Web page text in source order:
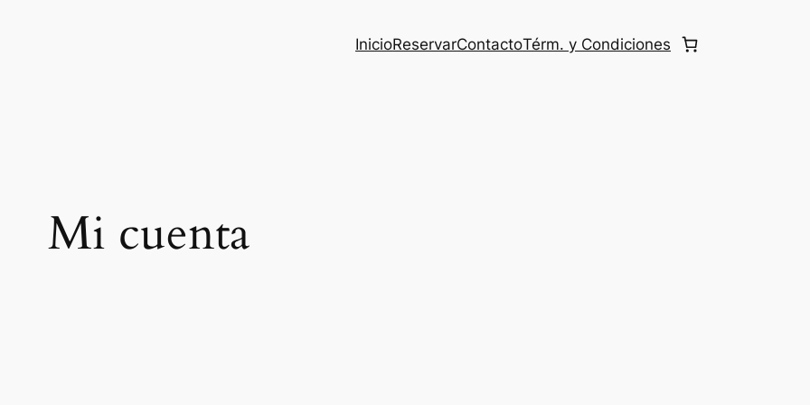
InicioReservarContactoTérm. y Condiciones
Mi cuenta